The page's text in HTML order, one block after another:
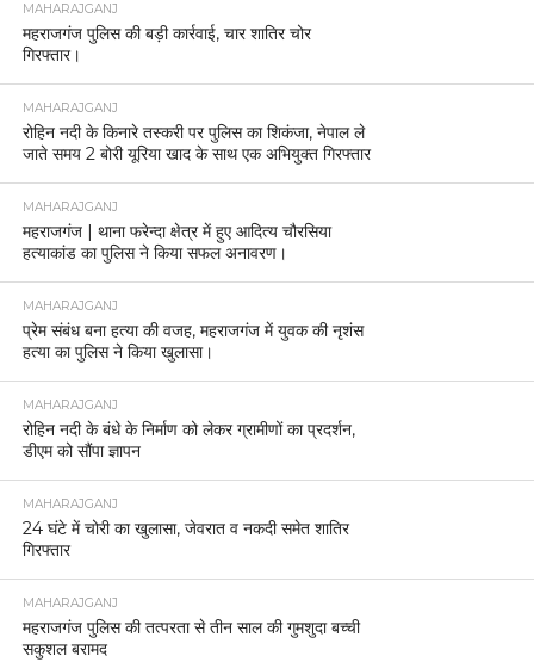
MAHARAJGANJ
महराजगंज पुलिस की बड़ी कार्रवाई, चार शातिर चोर
गिरफ्तार।
MAHARAJGANJ
रोहिन नदी के किनारे तस्करी पर पुलिस का शिकंजा, नेपाल ले
जाते समय 2 बोरी यूरिया खाद के साथ एक अभियुक्त गिरफ्तार
MAHARAJGANJ
महराजगंज | थाना फरेन्दा क्षेत्र में हुए आदित्य चौरसिया
हत्याकांड का पुलिस ने किया सफल अनावरण।
MAHARAJGANJ
प्रेम संबंध बना हत्या की वजह, महराजगंज में युवक की नृशंस
हत्या का पुलिस ने किया खुलासा।
MAHARAJGANJ
रोहिन नदी के बंधे के निर्माण को लेकर ग्रामीणों का प्रदर्शन,
डीएम को सौंपा ज्ञापन
MAHARAJGANJ
24 घंटे में चोरी का खुलासा, जेवरात व नकदी समेत शातिर
गिरफ्तार
MAHARAJGANJ
महराजगंज पुलिस की तत्परता से तीन साल की गुमशुदा बच्ची
सकुशल बरामद